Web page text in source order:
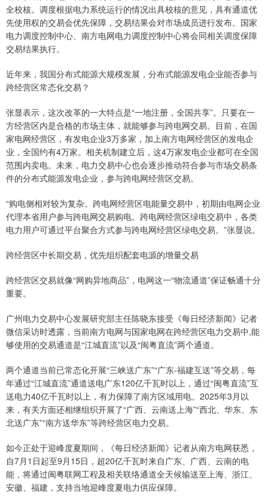
全校核。调度根据电力系统运行的情况出具校核的意见，具有通道优
先使用权的交易会优先保障，交易结果会对市场成员进行发布。国家
电力调度控制中心、南方电网电力调度控制中心将会同相关调度保障
交易结果执行。
近年来，我国分布式能源大规模发展，分布式能源发电企业能否参与
跨经营区常态化交易？
张显表示，这次改革的一大特点是“一地注册，全国共享”。只要在一
方经营区内是合格的市场主体，就能够参与跨电网交易。目前，在国
家电网经营区，有发电企业3万多家，加上南方电网经营区的发电企
业，全国约有4万家。相关机制建立后，这4万家发电企业都可在全国
范围内卖电。未来，电力交易中心也会逐步推动符合参与市场交易条
件的分布式能源发电企业，参与跨电网经营区交易。
“购电侧相对较为复杂。跨电网经营区电能量交易中，初期由电网企业
代理本省用户参与跨电网交易购电。跨电网经营区绿电交易中，各类
电力用户可通过平台聚合方式参与跨电网经营区绿电交易。”张显说。
跨经营区中长期交易，优先组织配套电源的增量交易
跨经营区交易就像“网购异地商品”，电网这一“物流通道”保证畅通十分
重要。
广州电力交易中心发展研究部主任陈晓东接受《每日经济新闻》记者
微信采访时透露，当前南方电网与国家电网在跨经营区电力交易中,能
够使用的交易通道是“江城直流”以及“闽粤直流”两个通道。
两个通道当前已常态化开展“三峡送广东”“广东-福建互送”等交易，每
年通过“江城直流”通道送电广东120亿千瓦时以上，通过“闽粤直流”互
送电力40亿千瓦时以上，有力保障了南方区域用电。2025年3月以
来，有关方面还相继组织开展了“广西、云南送上海”“西北、华东、东
北送广东”“南方送华东”等跨经营区电力交易。
如今正处于迎峰度夏期间，《每日经济新闻》记者从南方电网获悉，
自7月1日起至9月15日，超20亿千瓦时来自广东、广西、云南的电
能，将通过闽粤联网工程及相关联络通道全天候输送至上海、浙江、
安徽、福建，支持当地迎峰度夏电力供应保障。